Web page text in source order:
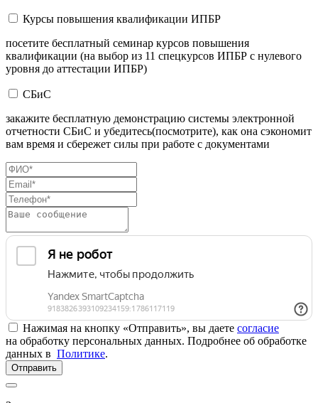
Курсы повышения квалификации ИПБР
посетите бесплатный семинар курсов повышения
квалификации (на выбор из 11 спецкурсов ИПБР с нулевого
уровня до аттестации ИПБР)
СБиС
закажите бесплатную демонстрацию системы электронной
отчетности СБиС и убедитесь(посмотрите), как она сэкономит
вам время и сбережет силы при работе с документами
Нажимая на кнопку «Отправить», вы даете согласие
на обработку персональных данных. Подробнее об обработке
данных в Политике.
Отправить